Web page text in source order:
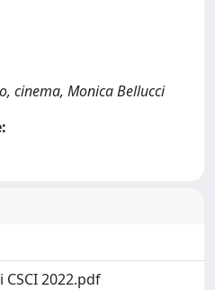
cinema, Monica Bellucci
2022.pdf